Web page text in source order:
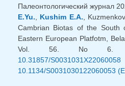
Палеонтологический журнал
E.Yu.
Kushim E.A. ,
Cambrian Biotas of the
Eastern European Platfotm,
Vol. 56. No 6.
10.31857/
10.1134/S0031030122060053